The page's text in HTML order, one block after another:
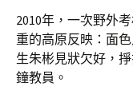
2010年，一次野外
重的高原反映：面
生朱彬見狀欠好，
鐘教員。